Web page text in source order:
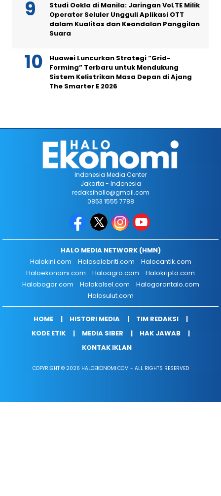
Studi Ookla di Manila: Jaringan VoLTE Milik
Operator Seluler Ungguli Aplikasi OTT
dalam Kualitas dan Keandalan Panggilan
Suara
Huawei Luncurkan Strategi “Grid-
Forming” Terbaru untuk Mendukung
Sistem Kelistrikan Masa Depan di Ajang
The Smarter E 2026
Indonesia Media Center
Jakarta - Indonesia
redaksihallo@gmail.com
0853 1555 7788
HALO MEDIA NETWORK (HMN)
Halokini.com
Haloselebriti.com
Halocantik.com
Haloekonomi.com
Haloagro.com
Halokripto.com
Halobogor.com
Halokalsel.com
Halogorontalo.com
Halosulut.com
HOME HISTORI MEDIA
TIM REDAKSI
KODE ETIK
MEDIA SIBER
HAK JAWAB
KONTAK IKLAN
COPYRIGHT © 2026 HALOEKONOMI.COM - ALL RIGHTS RESERVED